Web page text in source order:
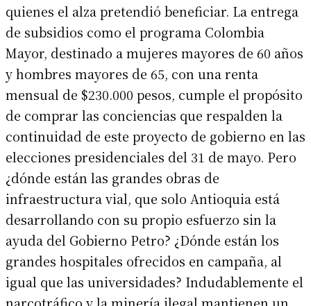
quienes el alza pretendió beneficiar. La entrega
de subsidios como el programa Colombia
Mayor, destinado a mujeres mayores de 60 años
y hombres mayores de 65, con una renta
mensual de $230.000 pesos, cumple el propósito
de comprar las conciencias que respalden la
continuidad de este proyecto de gobierno en las
elecciones presidenciales del 31 de mayo. Pero
¿dónde están las grandes obras de
infraestructura vial, que solo Antioquia está
desarrollando con su propio esfuerzo sin la
ayuda del Gobierno Petro? ¿Dónde están los
grandes hospitales ofrecidos en campaña, al
igual que las universidades? Indudablemente el
narcotráfico y la minería ilegal mantienen un